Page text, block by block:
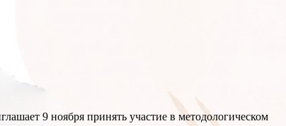
9 ноября принять участие в методологическом